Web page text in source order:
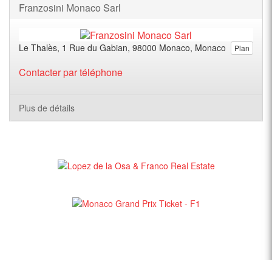
Franzosini Monaco Sarl
Plan
Le Thalès, 1 Rue du Gabian, 98000 Monaco, Monaco
Contacter par téléphone
Plus de détails